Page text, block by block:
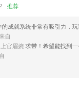
推荐
的成就系统非常有吸引力，
自
官眉婉 求带！希望能找到